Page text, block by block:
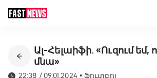
Ալ-Հելաիֆի. «Ուզում
մնա»
22:38 / 09.01.2024 •Ֆուտբոլ